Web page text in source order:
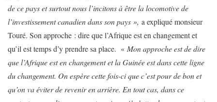
de ce pays et surtout nous l’incitons à être la locomotive de
l’investissement canadien dans son pays », a expliqué monsieur
Touré. Son approche : dire que l’Afrique est en changement et
qu’il est temps d’y prendre sa place. « Mon approche est de dire
que l’Afrique est en changement et la Guinée est dans cette ligne
du changement. On espère cette fois-ci que c’est pour de bon et
qu’on va éviter de revenir en arrière. En tout cas, dans ce